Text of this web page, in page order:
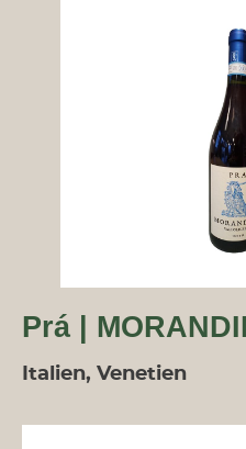
Prá |
Italien, Venetien